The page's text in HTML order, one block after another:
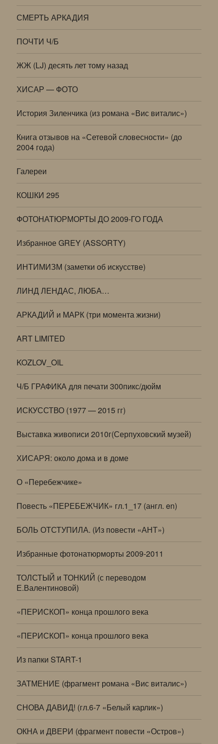
СМЕРТЬ АРКАДИЯ
ПОЧТИ Ч/Б
ЖЖ (LJ) десять лет тому назад
ХИСАР — ФОТО
История Зиленчика (из романа «Вис виталис»)
Книга отзывов на «Сетевой словесности» (до
2004 года)
Галереи
КОШКИ 295
ФОТОНАТЮРМОРТЫ ДО 2009-ГО ГОДА
Избранное GREY (ASSORTY)
ИНТИМИЗМ (заметки об искусстве)
ЛИНД ЛЕНДАС, ЛЮБА…
АРКАДИЙ и МАРК (три момента жизни)
ART LIMITED
KOZLOV_OIL
Ч/Б ГРАФИКА для печати 300пикс/дюйм
ИСКУССТВО (1977 — 2015 гг)
Выставка живописи 2010г(Серпуховский музей)
ХИСАРЯ: около дома и в доме
О «Перебежчике»
Повесть «ПЕРЕБЕЖЧИК» гл.1_17 (англ. en)
БОЛЬ ОТСТУПИЛА. (Из повести «АНТ»)
Избранные фотонатюрморты 2009-2011
ТОЛСТЫЙ и ТОНКИЙ (с переводом
Е.Валентиновой)
«ПЕРИСКОП» конца прошлого века
«ПЕРИСКОП» конца прошлого века
Из папки START-1
ЗАТМЕНИЕ (фрагмент романа «Вис виталис»)
СНОВА ДАВИД! (гл.6-7 «Белый карлик»)
ОКНА и ДВЕРИ (фрагмент повести «Остров»)